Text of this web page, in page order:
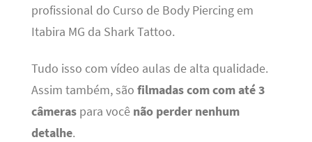
profissional do Curso de Body Piercing em
Itabira MG da Shark Tattoo.
Tudo isso com vídeo aulas de alta qualidade.
Assim também, são filmadas com com até 3
câmeraspara você não perder nenhum
detalhe.